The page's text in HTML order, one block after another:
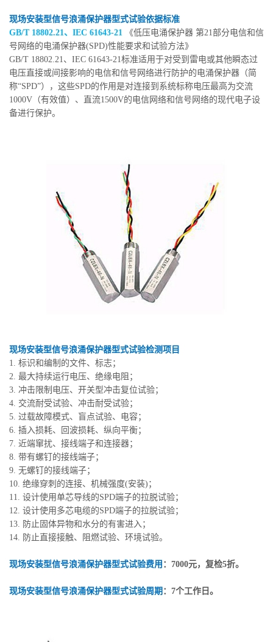
现场安装型信号浪涌保护器型式试验依据标准
GB/T 18802.21、IEC 61643-21 《低压电涌保护器 第21部分电信和信
号网络的电涌保护器(SPD)性能要求和试验方法》
GB/T 18802.21、IEC 61643-21标准适用于对受到雷电或其他瞬态过
电压直接或间接影响的电信和信号网络进行防护的电涌保护器（简
称“SPD”），这些SPD的作用是对连接到系统标称电压最高为交流
1000V（有效值）、直流1500V的电信网络和信号网络的现代电子设
备进行保护。
现场安装型信号浪涌保护器型式试验检测项目
1. 标识和编制的文件、标志；
2. 最大持续运行电压、绝缘电阻；
3. 冲击限制电压、开关型冲击复位试验；
4. 交流耐受试验、冲击耐受试验；
5. 过载故障模式、盲点试验、电容；
6. 插入损耗、回波损耗、纵向平衡；
7. 近端窜扰、接线端子和连接器；
8. 带有螺钉的接线端子；
9. 无螺钉的接线端子；
10. 绝缘穿刺的连接、机械强度(安装)；
11. 设计使用单芯导线的SPD端子的拉脱试验；
12. 设计使用多芯电缆的SPD端子的拉脱试验；
13. 防止固体异物和水分的有害进入；
14. 防止直接接触、阻燃试验、环境试验。
现场安装型信号浪涌保护器型式试验费用 ：7000元，复检5折。
现场安装型信号浪涌保护器型式试验周期 ：7个工作日。